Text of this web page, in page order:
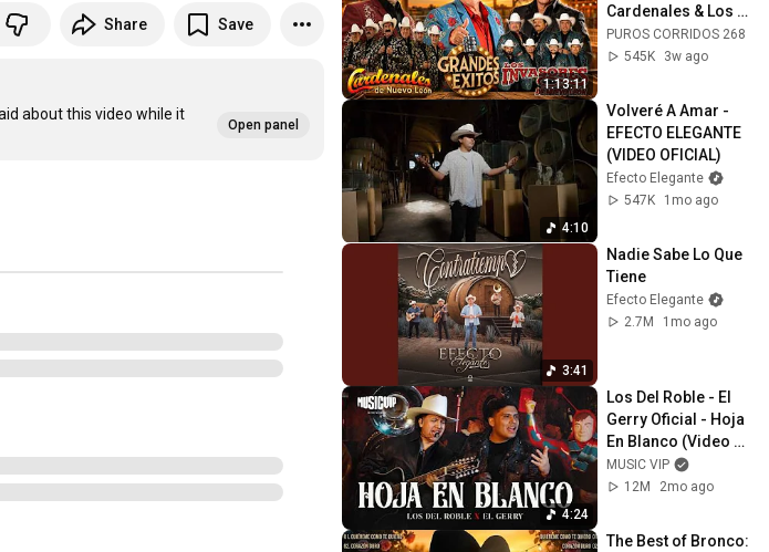
Share Save
about this video while it
Open panel
1:13:11
Cardenales & Los
Huracanes | Puras
Norteñas Viejitas
PUROS CORRIDOS 268
545K
3w ago
4:10
Volveré A Amar -
EFECTO ELEGANTE
(VIDEO OFICIAL)
Efecto Elegante
547K
1mo ago
3:41
Nadie Sabe Lo Que
Tiene
Efecto Elegante
2.7M
1mo ago
4:24
Los Del Roble - El
Gerry Oficial - Hoja
En Blanco (Video
Oficial)
MUSIC VIP
12M
2mo ago
The Best of Bronco: